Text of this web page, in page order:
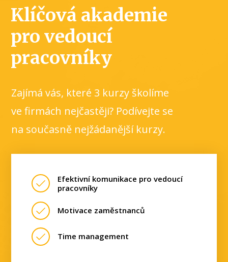
Klíčová akademie
pro vedoucí
pracovníky
Zajímá vás, které 3 kurzy školíme
ve firmách nejčastěji? Podívejte se
na současně nejžádanější kurzy.
Efektivní komunikace pro vedoucí
pracovníky
Motivace zaměstnanců
Time management